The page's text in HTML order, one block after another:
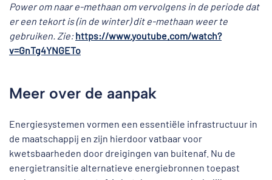
Power om naar e-methaan om vervolgens in de periode dat
er een tekort is (in de winter) dit e-methaan weer te
gebruiken. Zie: https://www.youtube.com/watch?
v=GnTg4YNGETo
Meer over de aanpak
Energiesystemen vormen een essentiële infrastructuur in
de maatschappij en zijn hierdoor vatbaar voor
kwetsbaarheden door dreigingen van buitenaf. Nu de
energietransitie alternatieve energiebronnen toepast